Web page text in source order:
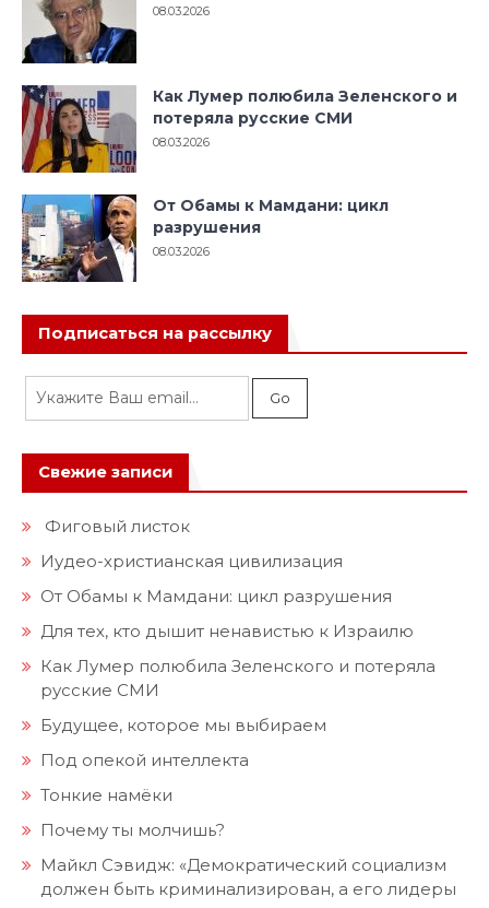
08.03.2026
Как Лумер полюбила Зеленского и
потеряла русские СМИ
08.03.2026
От Обамы к Мамдани: цикл
разрушения
08.03.2026
Подписаться на рассылку
Свежие записи
Фиговый листок
Иудео-христианская цивилизация
От Обамы к Мамдани: цикл разрушения
Для тех, кто дышит ненавистью к Израилю
Как Лумер полюбила Зеленского и потеряла
русские СМИ
Будущее, которое мы выбираем
Под опекой интеллекта
Тонкие намёки
Почему ты молчишь?
Майкл Сэвидж: «Демократический социализм
должен быть криминализирован, а его лидеры